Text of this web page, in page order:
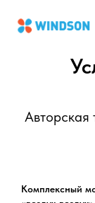
Авторская
Комплексный